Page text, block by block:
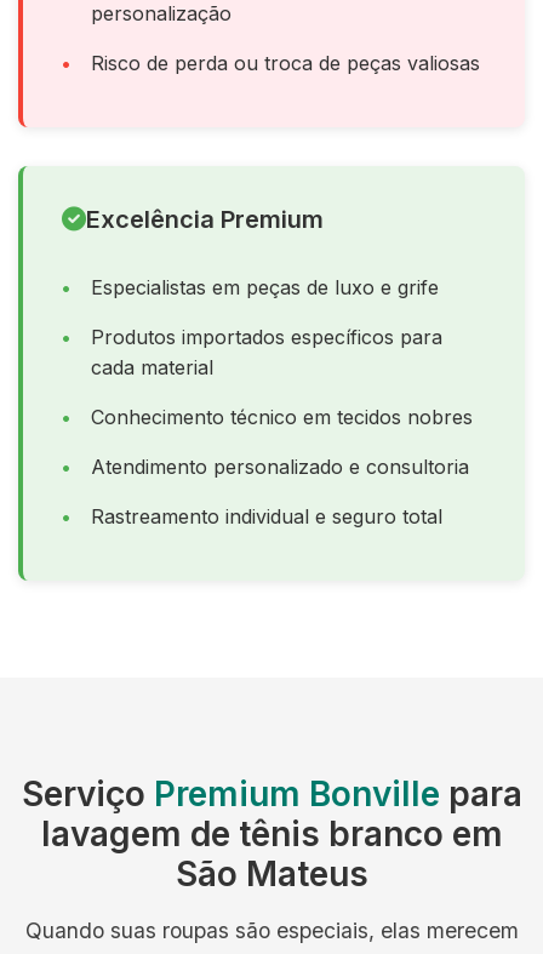
personalização
Risco de perda ou troca de peças valiosas
Excelência Premium
Especialistas em peças de luxo e grife
Produtos importados específicos para
cada material
Conhecimento técnico em tecidos nobres
Atendimento personalizado e consultoria
Rastreamento individual e seguro total
Serviço Premium Bonville para
lavagem de tênis branco em
São Mateus
Quando suas roupas são especiais, elas merecem